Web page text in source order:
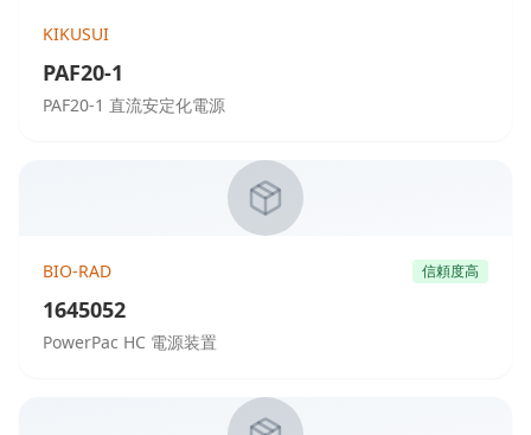
KIKUSUI
PAF20-1
PAF20-1 直流安定化電源
BIO-RAD 信頼度高
1645052
PowerPac HC 電源装置